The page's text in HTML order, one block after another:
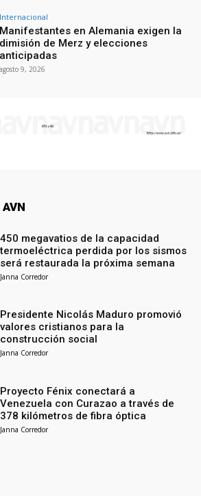
Internacional
Manifestantes en Alemania exigen la
dimisión de Merz y elecciones
anticipadas
agosto 9, 2026
450 megavatios de la capacidad
termoeléctrica perdida por los sismos
será restaurada la próxima semana
Janna Corredor
Presidente Nicolás Maduro promovió
valores cristianos para la
construcción social
Janna Corredor
Proyecto Fénix conectará a
Venezuela con Curazao a través de
378 kilómetros de fibra óptica
Janna Corredor